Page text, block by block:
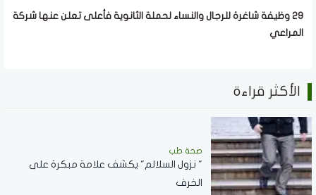
29 وظيفة شاغرة للرجال والنساء لحملة الثانوية فأعلى تعلن عنها شركة
المراعي
الأكثر قراءة
صحة طب
" نزول السلالم" يكشف علامة مبكرة على
الخرف